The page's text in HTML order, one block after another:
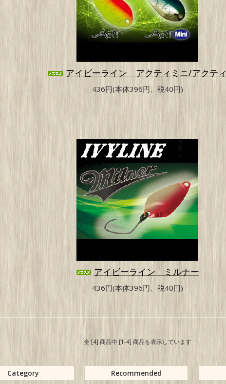
アイビーライン アクティミニ/アクティ
436円(本体396円、税40円)
アイビーライン ミルナー
436円(本体396円、税40円)
全 [4] 商品中 [1-4] 商品を表示しています
Category Recommended